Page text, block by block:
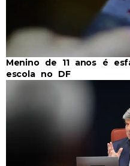
Menino de 11 anos é
escola no DF